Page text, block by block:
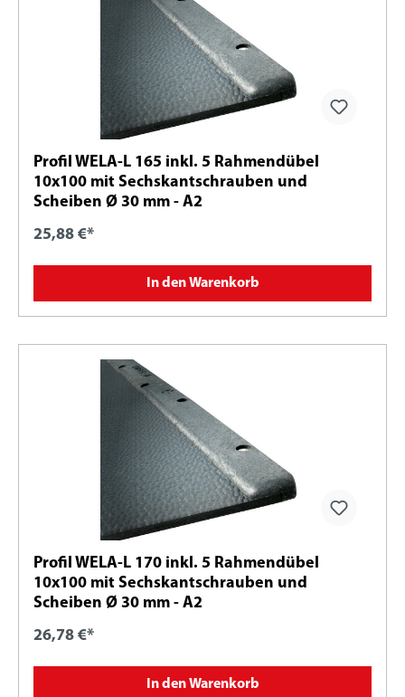
Profil WELA-L 165 inkl. 5 Rahmendübel
10x100 mit Sechskantschrauben und
Scheiben Ø 30 mm - A2
25,88 €*
In den Warenkorb
Profil WELA-L 170 inkl. 5 Rahmendübel
10x100 mit Sechskantschrauben und
Scheiben Ø 30 mm - A2
26,78 €*
In den Warenkorb